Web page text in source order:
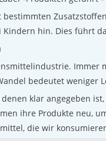
hin. Dies führt
bedeutet weniger
klar angegeben
ihre Produkte neu,
die wir